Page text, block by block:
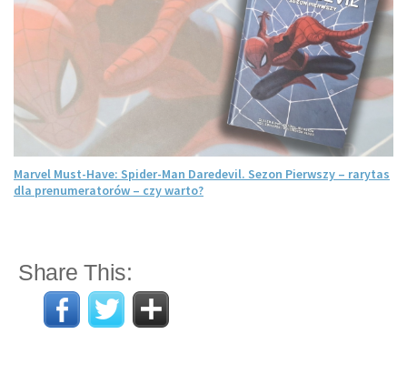
Marvel Must-Have: Spider-Man Daredevil. Sezon Pierwszy – rarytas
dla prenumeratorów – czy warto?
Share This: